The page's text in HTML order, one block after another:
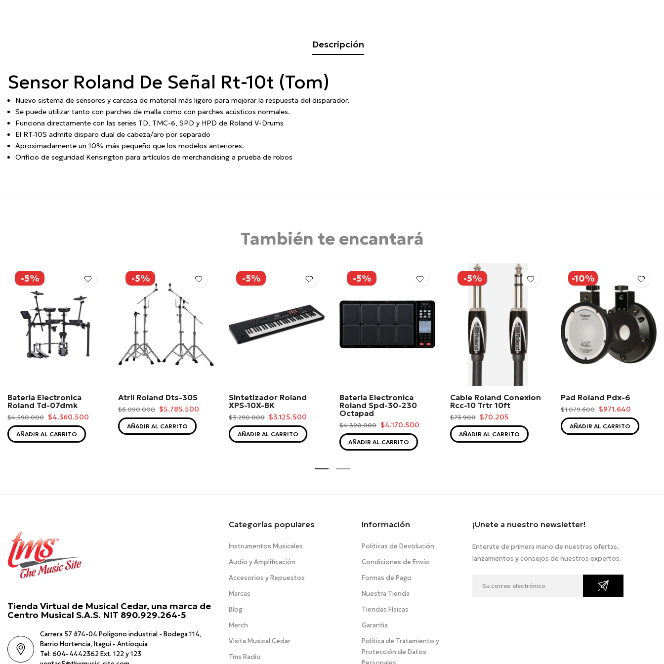
Descripción
Sensor Roland De Señal Rt-10t (Tom)
Nuevo sistema de sensores y carcasa de material más ligero para mejorar la respuesta del disparador.
Se puede utilizar tanto con parches de malla como con parches acústicos normales.
Funciona directamente con las series TD, TMC-6, SPD y HPD de Roland V-Drums
El RT-10S admite disparo dual de cabeza/aro por separado
Aproximadamente un 10% más pequeño que los modelos anteriores.
Orificio de seguridad Kensington para artículos de merchandising a prueba de robos
También te encantará
-5%
Bateria Electronica
Roland Td-07dmk
$4.590.000 $4.360.500
AÑADIR AL CARRITO
-5%
Atril Roland Dts-30S
$6.090.000 $5.785.500
AÑADIR AL CARRITO
-5%
Sintetizador Roland
XPS-10X-BK
$3.290.000 $3.125.500
AÑADIR AL CARRITO
-5%
Bateria Electronica
Roland Spd-30-230
Octapad
$4.390.000 $4.170.500
AÑADIR AL CARRITO
-5%
Cable Roland Conexion
Rcc-10 Trtr 10ft
$73.900 $70.205
AÑADIR AL CARRITO
-10%
Pad Roland Pdx-6
$1.079.600 $971.640
AÑADIR AL CARRITO
Tienda Virtual de Musical Cedar, una marca de
Centro Musical S.A.S. NIT 890.929.264-5
Carrera 57 #74-04 Poligono industrial - Bodega 114,
Barrio Hortencia, Itaguí - Antioquia
Tel: 604-4442362 Ext. 122 y 123
Categorías populares
Instrumentos Musicales
Audio y Amplificación
Accesorios y Repuestos
Marcas
Blog
Merch
Visita Musical Cedar
Tms Radio
Información
Politicas de Devolución
Condiciones de Envío
Formas de Pago
Nuestra Tienda
Tiendas Físicas
Garantía
Política de Tratamiento y
Protección de Datos
¡Unete a nuestro newsletter!
Enterate de primera mano de nuestras ofertas,
lanzamientos y consejos de nuestros expertos.